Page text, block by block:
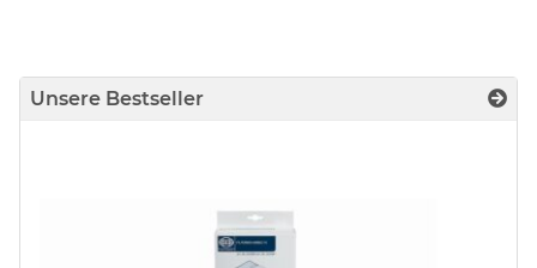
Unsere Bestseller